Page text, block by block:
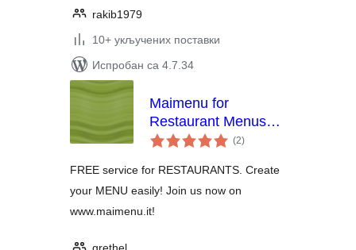
rakib1979
10+ укључених поставки
Испробан са 4.7.34
Maimenu for
Restaurant Menus
Plugin
(2укупних
оцена
)
FREE service for RESTAURANTS. Create
your MENU easily! Join us now on
www.maimenu.it!